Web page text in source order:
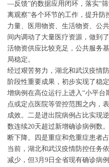
—反馈”的数据应用闭环，落实“
离观察”各个环节的工作，提升
力量、医用物资、生活物资、公
间内调动了大量医疗资源，做到
活物资供应比较充足，公共服务
局稳定。
经过艰苦努力，湖北和武汉疫情
阶段性重要成果，初步实现了稳
增病例在高位运行上进入“小平
点或定点医院等管控范围之内，
成效。二是进出院病例占比实现
数连续20天超过新增确诊病例数
断下降。四是重症和危重症患者占
当前，湖北和武汉疫情防控任务
减少，但3月9日全省现有确诊病